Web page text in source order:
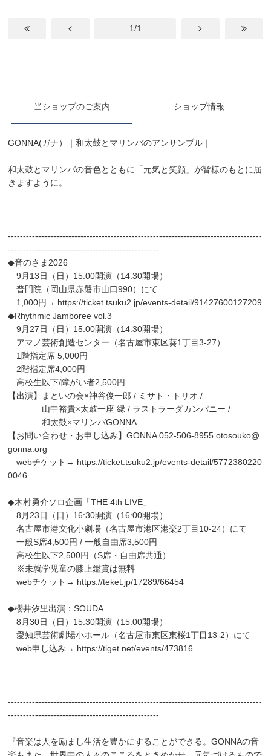
1/1
当ショップのご案内 ショップ情報
GONNA(ガナ）｜和太鼓とマリンバのアンサンブル｜
和太鼓とマリンバの音色とともに「元気と笑顔」が皆様のもとに届
きますように。
------------------------------------------------------------------------------------
--------------------------------------------------
◆音のさま2026
9月13日（日）15:00開演（14:30開場）
普門院（岡山県赤磐市山口990）にて
1,000円→ https://ticket.tsuku2.jp/events-detail/91427600127209
◆Rhythmic Jamboree vol.3
9月27日（日）15:00開演（14:30開場）
アマノ芸術創造センター（名古屋市東区葵1丁目3-27）
1階指定席 5,000円
2階指定席4,000円
高校生以下/障がい者2,500円
【出演】まといの会×神谷俊一郎 / ミサト・トリオ /
山中裕貴×太鼓一座 縁 / ラストラーダカンパニー /
和太鼓×マリンバGONNA
【お問い合わせ・お申し込み】GONNA 052-506-8955 otosouko@
gonna.org
webチケット→ https://ticket.tsuku2.jp/events-detail/5772380220
0046
◆木村勇介ソロ企画「THE 4th LIVE」
8月23日（日）16:30開演（16:00開場）
名古屋市港文化小劇場（名古屋市港区港楽2丁目10-24）にて
一般S席4,500円 / 一般自由席3,500円
高校生以下2,500円（S席・自由席共通）
※未就学児童の膝上鑑賞は無料
webチケット→ https://teket.jp/17289/66454
◆櫻井汐里出演：SOUDA
8月30日（日）15:30開演（15:00開場）
愛知県芸術劇場小ホール（名古屋市東区東桜1丁目13-2）にて
web申し込み→ https://tiget.net/events/473816
------------------------------------------------------------------------------------
--------------------------------------------------
『音楽は人を励まし生活を豊かにすることができる。GONNAの音